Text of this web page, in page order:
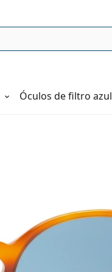
Óculos de filtro azul